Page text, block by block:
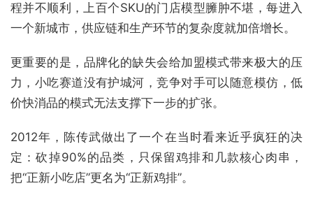
程并不顺利，上百个SKU的门店模型臃肿不堪，每进入
一个新城市，供应链和生产环节的复杂度就加倍增长。
更重要的是，品牌化的缺失会给加盟模式带来极大的压
力，小吃赛道没有护城河，竞争对手可以随意模仿，低
价快消品的模式无法支撑下一步的扩张。
2012年，陈传武做出了一个在当时看来近乎疯狂的决
定：砍掉90%的品类，只保留鸡排和几款核心肉串，
把“正新小吃店”更名为“正新鸡排”。